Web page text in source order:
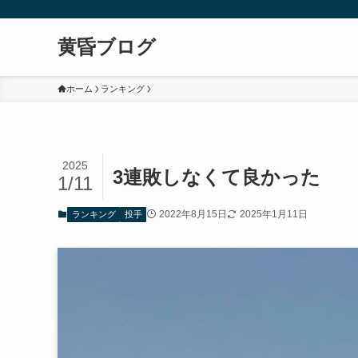
黄昏ブログ
ホーム ランキング
3連敗しなくて良かった
2025
1/11
ランキング 投手 2022年8月15日 2025年1月11日